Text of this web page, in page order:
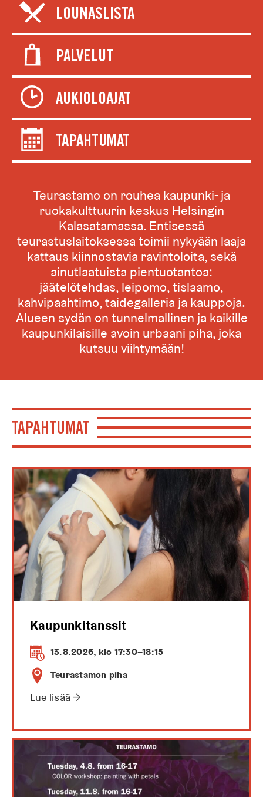
LOUNASLISTA
PALVELUT
AUKIOLOAJAT
TAPAHTUMAT
Teurastamo on rouhea kaupunki- ja
ruokakulttuurin keskus Helsingin
Kalasatamassa. Entisessä
teurastuslaitoksessa toimii nykyään laaja
kattaus kiinnostavia ravintoloita, sekä
ainutlaatuista pientuotantoa:
jäätelötehdas, leipomo, tislaamo,
kahvipaahtimo, taidegalleria ja kauppoja.
Alueen sydän on tunnelmallinen ja kaikille
kaupunkilaisille avoin urbaani piha, joka
kutsuu viihtymään!
TAPAHTUMAT
Kaupunkitanssit
13.8.2026, klo 17:30–18:15
Teurastamon piha
Lue lisää →